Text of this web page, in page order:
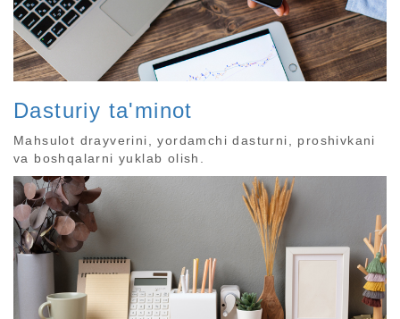
Dasturiy ta'minot
Mahsulot drayverini, yordamchi dasturni, proshivkani
va boshqalarni yuklab olish.